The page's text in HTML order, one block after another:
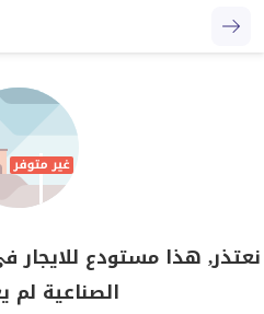
الصناعية لم